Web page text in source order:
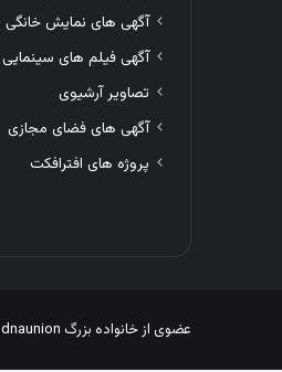
آگهی های نمایش خانگی
آگهی فیلم های سینمایی
تصاویر آرشیوی
آگهی های فضای مجازی
پروژه های افترافکت
عضوی از خانواده بزرگ dnaunion